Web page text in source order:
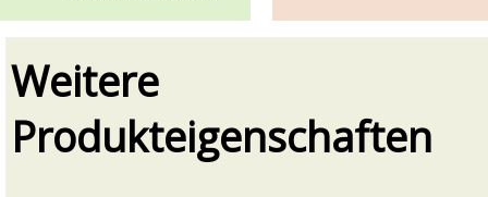
Weitere
Produkteigenschaften